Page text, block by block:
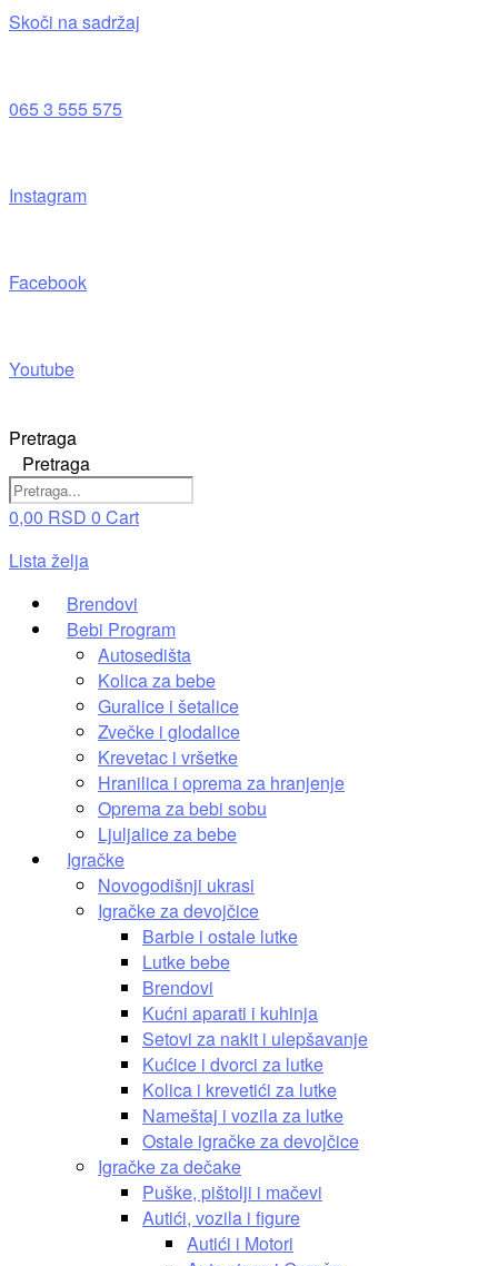
Skoči na sadržaj
065 3 555 575
Instagram
Facebook
Youtube
Pretraga
Pretraga
0,00 RSD 0 Cart
Lista želja
Brendovi
Bebi Program
Autosedišta
Kolica za bebe
Guralice i šetalice
Zvečke i glodalice
Krevetac i vršetke
Hranilica i oprema za hranjenje
Oprema za bebi sobu
Ljuljalice za bebe
Igračke
Novogodišnji ukrasi
Igračke za devojčice
Barbie i ostale lutke
Lutke bebe
Brendovi
Kućni aparati i kuhinja
Setovi za nakit i ulepšavanje
Kućice i dvorci za lutke
Kolica i krevetići za lutke
Nameštaj i vozila za lutke
Ostale igračke za devojčice
Igračke za dečake
Puške, pištolji i mačevi
Autići, vozila i figure
Autići i Motori